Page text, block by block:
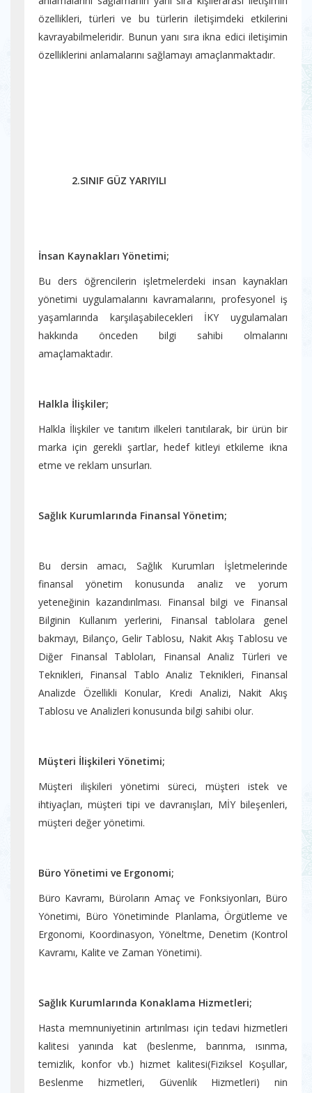
özellikleri, türleri ve bu türlerin iletişimdeki etkilerini
kavrayabilmeleridir. Bunun yanı sıra ikna edici iletişimin
özelliklerini anlamalarını sağlamayı amaçlanmaktadır.
2.SINIF GÜZ YARIYILI
İnsan Kaynakları Yönetimi;
Bu ders öğrencilerin işletmelerdeki insan kaynakları
yönetimi uygulamalarını kavramalarını, profesyonel iş
yaşamlarında karşılaşabilecekleri İKY uygulamaları
hakkında önceden bilgi sahibi olmalarını
amaçlamaktadır.
Halkla İlişkiler;
Halkla İlişkiler ve tanıtım ilkeleri tanıtılarak, bir ürün bir
marka için gerekli şartlar, hedef kitleyi etkileme ikna
etme ve reklam unsurları.
Sağlık Kurumlarında Finansal Yönetim;
Bu dersin amacı, Sağlık Kurumları İşletmelerinde
finansal yönetim konusunda analiz ve yorum
yeteneğinin kazandırılması. Finansal bilgi ve Finansal
Bilginin Kullanım yerlerini, Finansal tablolara genel
bakmayı, Bilanço, Gelir Tablosu, Nakit Akış Tablosu ve
Diğer Finansal Tabloları, Finansal Analiz Türleri ve
Teknikleri, Finansal Tablo Analiz Teknikleri, Finansal
Analizde Özellikli Konular, Kredi Analizi, Nakit Akış
Tablosu ve Analizleri konusunda bilgi sahibi olur.
Müşteri İlişkileri Yönetimi;
Müşteri ilişkileri yönetimi süreci, müşteri istek ve
ihtiyaçları, müşteri tipi ve davranışları, MİY bileşenleri,
müşteri değer yönetimi.
Büro Yönetimi ve Ergonomi;
Büro Kavramı, Büroların Amaç ve Fonksiyonları, Büro
Yönetimi, Büro Yönetiminde Planlama, Örgütleme ve
Ergonomi, Koordinasyon, Yöneltme, Denetim (Kontrol
Kavramı, Kalite ve Zaman Yönetimi).
Sağlık Kurumlarında Konaklama Hizmetleri;
Hasta memnuniyetinin artırılması için tedavi hizmetleri
kalitesi yanında kat (beslenme, barınma, ısınma,
temizlik, konfor vb.) hizmet kalitesi(Fiziksel Koşullar,
Beslenme hizmetleri, Güvenlik Hizmetleri) nin